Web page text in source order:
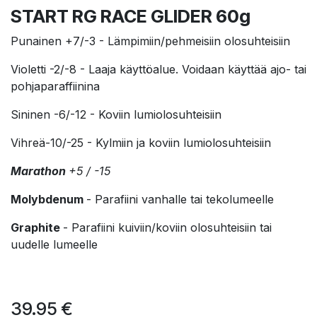
START RG RACE GLIDER 60g
Punainen +7/-3 - Lämpimiin/pehmeisiin olosuhteisiin
Violetti -2/-8 - Laaja käyttöalue. Voidaan käyttää ajo- tai
pohjaparaffiinina
Sininen -6/-12 - Koviin lumiolosuhteisiin
Vihreä-10/-25 - Kylmiin ja koviin lumiolosuhteisiin
Marathon +5 / -15
Molybdenum - Parafiini vanhalle tai tekolumeelle
Graphite - Parafiini kuiviin/koviin olosuhteisiin tai
uudelle lumeelle
39.95 €